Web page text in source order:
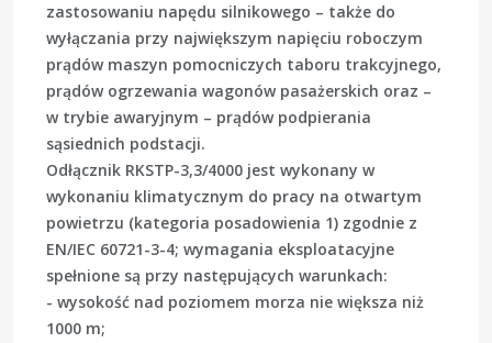
zastosowaniu napędu silnikowego – także do
wyłączania przy największym napięciu roboczym
prądów maszyn pomocniczych taboru trakcyjnego,
prądów ogrzewania wagonów pasażerskich oraz –
w trybie awaryjnym – prądów podpierania
sąsiednich podstacji.
Odłącznik RKSTP-3,3/4000 jest wykonany w
wykonaniu klimatycznym do pracy na otwartym
powietrzu (kategoria posadowienia 1) zgodnie z
EN/IEC 60721-3-4; wymagania eksploatacyjne
spełnione są przy następujących warunkach:
- wysokość nad poziomem morza nie większa niż
1000 m;